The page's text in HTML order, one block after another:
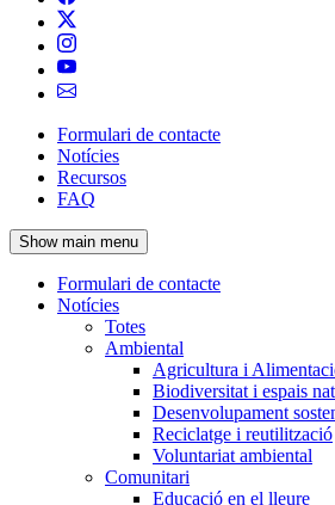
Navegació
principal
de
l'encapçalament
Formulari de contacte
Notícies
Recursos
FAQ
Show main menu
Navegació
principal
Formulari de contacte
Notícies
Totes
Ambiental
Agricultura i
Biodiversitat i espais
Desenvolupament
Reciclatge i reutilització
Voluntariat ambiental
Comunitari
Educació en el lleure